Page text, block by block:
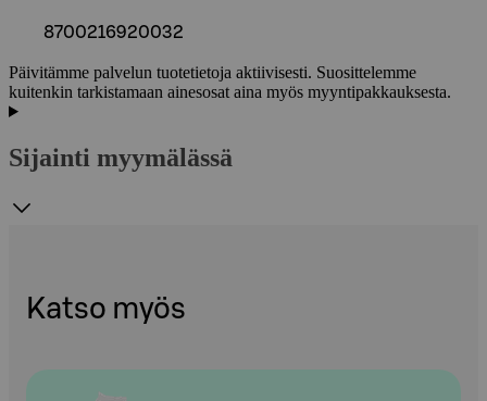
8700216920032
Päivitämme palvelun tuotetietoja aktiivisesti. Suosittelemme
kuitenkin tarkistamaan ainesosat aina myös myyntipakkauksesta.
Sijainti myymälässä
Katso myös